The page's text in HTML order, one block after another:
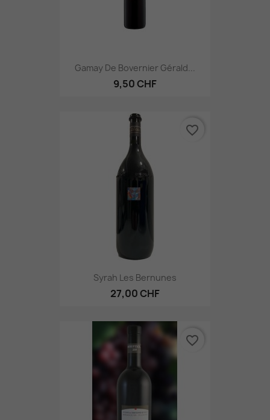
Gamay De Bovernier Gérald...
9,50 CHF
Syrah Les Bernunes
27,00 CHF
favorite_border
favorite_border